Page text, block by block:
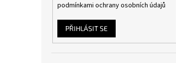
podmínkami ochrany osobních údajů
PŘIHLÁSIT SE